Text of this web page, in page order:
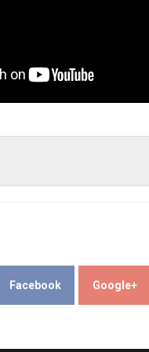
Facebook Google+